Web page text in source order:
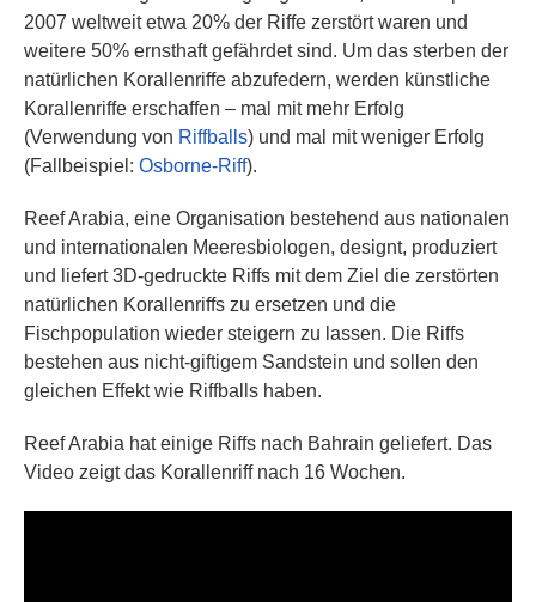
2007 weltweit etwa 20% der Riffe zerstört waren und
weitere 50% ernsthaft gefährdet sind. Um das sterben der
natürlichen Korallenriffe abzufedern, werden künstliche
Korallenriffe erschaffen – mal mit mehr Erfolg
(Verwendung von Riffballs) und mal mit weniger Erfolg
(Fallbeispiel: Osborne-Riff).
Reef Arabia, eine Organisation bestehend aus nationalen
und internationalen Meeresbiologen, designt, produziert
und liefert 3D-gedruckte Riffs mit dem Ziel die zerstörten
natürlichen Korallenriffs zu ersetzen und die
Fischpopulation wieder steigern zu lassen. Die Riffs
bestehen aus nicht-giftigem Sandstein und sollen den
gleichen Effekt wie Riffballs haben.
Reef Arabia hat einige Riffs nach Bahrain geliefert. Das
Video zeigt das Korallenriff nach 16 Wochen.